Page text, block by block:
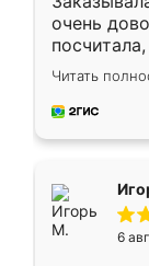
очень
Замерщик
делу со
за день,
Читать
6